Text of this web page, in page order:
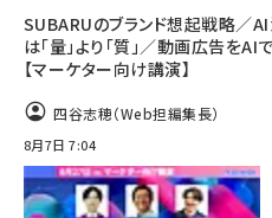
SUBARUのブランド想起戦略／AI
は「量」より「質」／動画広告をAI
【マーケター向け講演】
四谷志穂（Web担編集長）
8月7日 7:04